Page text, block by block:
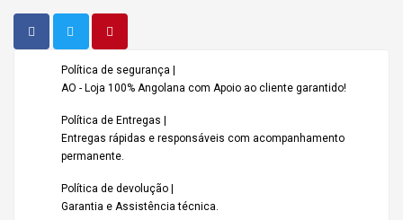
Política de segurança |
AO - Loja 100% Angolana com Apoio ao cliente garantido!
Política de Entregas |
Entregas rápidas e responsáveis com acompanhamento
permanente.
Política de devolução |
Garantia e Assistência técnica.